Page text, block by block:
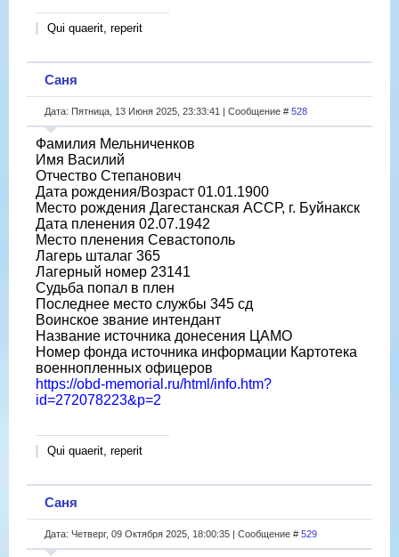
Qui quaerit, reperit
Саня
Дата: Пятница, 13 Июня 2025, 23:33:41 | Сообщение # 528
Фамилия Мельниченков
Имя Василий
Отчество Степанович
Дата рождения/Возраст 01.01.1900
Место рождения Дагестанская АССР, г. Буйнакск
Дата пленения 02.07.1942
Место пленения Севастополь
Лагерь шталаг 365
Лагерный номер 23141
Судьба попал в плен
Последнее место службы 345 сд
Воинское звание интендант
Название источника донесения ЦАМО
Номер фонда источника информации Картотека
военнопленных офицеров
https://obd-memorial.ru/html/info.htm?
id=272078223&p=2
Qui quaerit, reperit
Саня
Дата: Четверг, 09 Октября 2025, 18:00:35 | Сообщение # 529